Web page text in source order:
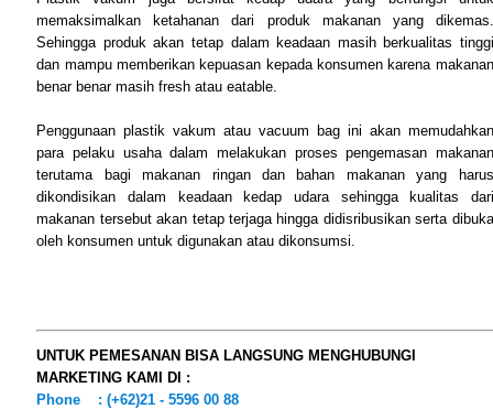
memaksimalkan ketahanan dari produk makanan yang dikemas.
Sehingga produk akan tetap dalam keadaan masih berkualitas tinggi
dan mampu memberikan kepuasan kepada konsumen karena makanan
benar benar masih fresh atau eatable.
Penggunaan plastik vakum atau vacuum bag ini akan memudahkan
para pelaku usaha dalam melakukan proses pengemasan makanan
terutama bagi makanan ringan dan bahan makanan yang harus
dikondisikan dalam keadaan kedap udara sehingga kualitas dari
makanan tersebut akan tetap terjaga hingga didisribusikan serta dibuka
oleh konsumen untuk digunakan atau dikonsumsi.
UNTUK PEMESANAN BISA LANGSUNG MENGHUBUNGI
MARKETING KAMI DI :
Phone : (+62)21 - 5596 00 88